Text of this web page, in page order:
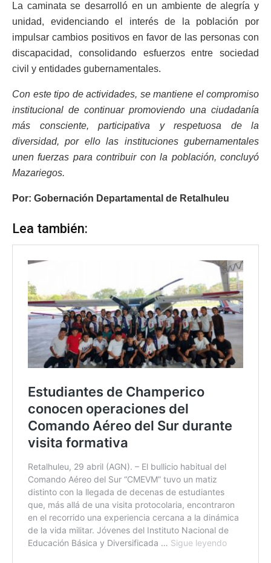
La caminata se desarrolló en un ambiente de alegría y
unidad, evidenciando el interés de la población por
impulsar cambios positivos en favor de las personas con
discapacidad, consolidando esfuerzos entre sociedad
civil y entidades gubernamentales.
Con este tipo de actividades, se mantiene el compromiso
institucional de continuar promoviendo una ciudadanía
más consciente, participativa y respetuosa de la
diversidad, por ello las instituciones gubernamentales
unen fuerzas para contribuir con la población, concluyó
Mazariegos.
Por: Gobernación Departamental de Retalhuleu
Lea también: